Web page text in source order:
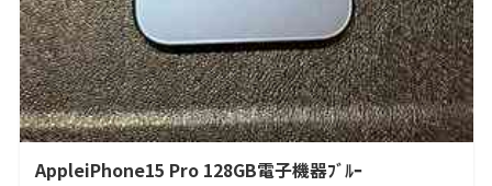
AppleiPhone15 Pro 128GB電子機器ﾌﾞﾙｰ